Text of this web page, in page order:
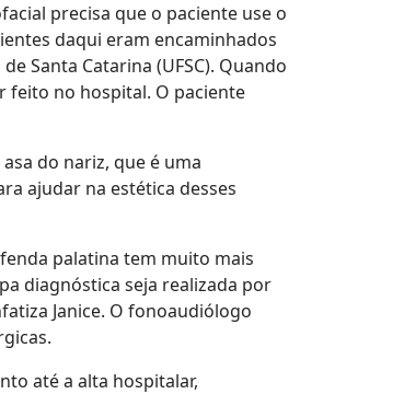
precisa que o paciente use o
daqui eram encaminhados
Santa Catarina (UFSC). Quando
feito no hospital. O paciente
do nariz, que é uma
ajudar na estética desses
palatina tem muito mais
diagnóstica seja realizada por
Janice. O fonoaudiólogo
até a alta hospitalar,